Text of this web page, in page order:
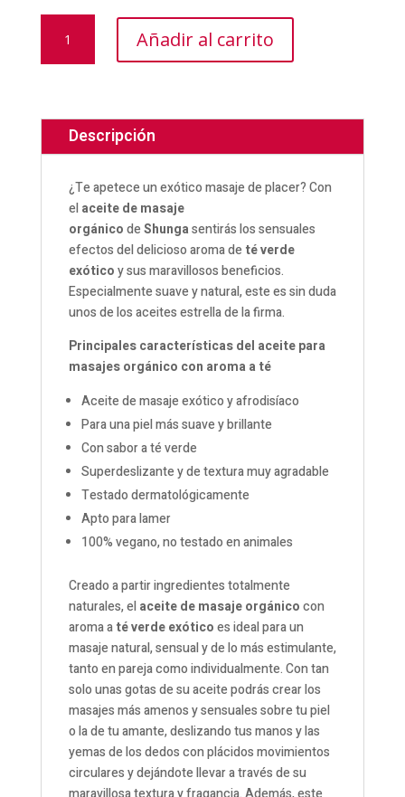
MASAJE
ÍNTIMO
EXÓTICO
Añadir al carrito
Descripción
¿Te apetece un exótico masaje de placer? Con
elaceite de masaje
orgánicodeShungasentirás los sensuales
efectos del delicioso aroma de té verde
exóticoy sus maravillosos beneficios.
Especialmente suave y natural, este es sin duda
unos de los aceites estrella de la firma.
Principales características del aceite para
masajes orgánico con aroma a té
Aceite de masaje exótico y afrodisíaco
Para una piel más suave y brillante
Con sabor a té verde
Superdeslizante y de textura muy agradable
Testado dermatológicamente
Apto para lamer
100% vegano, no testado en animales
Creado a partir ingredientes totalmente
naturales, elaceite de masaje orgánicocon
aroma até verde exóticoes ideal para un
masaje natural, sensual y de lo más estimulante,
tanto en pareja como individualmente. Con tan
solo unas gotas de su aceite podrás crear los
masajes más amenos y sensuales sobre tu piel
o la de tu amante, deslizando tus manos y las
yemas de los dedos con plácidos movimientos
circulares y dejándote llevar a través de su